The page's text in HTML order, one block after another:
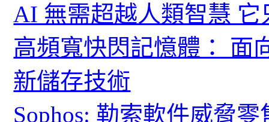
AI 無需超越人類智慧
高頻寬快閃記憶體： 面
新儲存技術
Sophos: 勒索軟件威脅